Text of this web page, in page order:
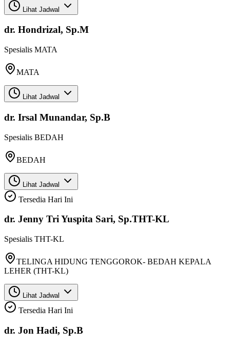
Lihat Jadwal
dr. Hondrizal, Sp.M
Spesialis MATA
MATA
Lihat Jadwal
dr. Irsal Munandar, Sp.B
Spesialis BEDAH
BEDAH
Lihat Jadwal
Tersedia Hari Ini
dr. Jenny Tri Yuspita Sari, Sp.THT-KL
Spesialis THT-KL
TELINGA HIDUNG TENGGOROK- BEDAH KEPALA
LEHER (THT-KL)
Lihat Jadwal
Tersedia Hari Ini
dr. Jon Hadi, Sp.B